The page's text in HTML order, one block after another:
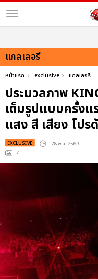
แกลเลอรี
หน้าแรก exclusive แกลเลอรี
ประมวลภาพ
เต็มรูปแบบครั้งแ
แสง สี เสียง โป
EXCLUSIVE : 28 พ.ค. 2569
: 7